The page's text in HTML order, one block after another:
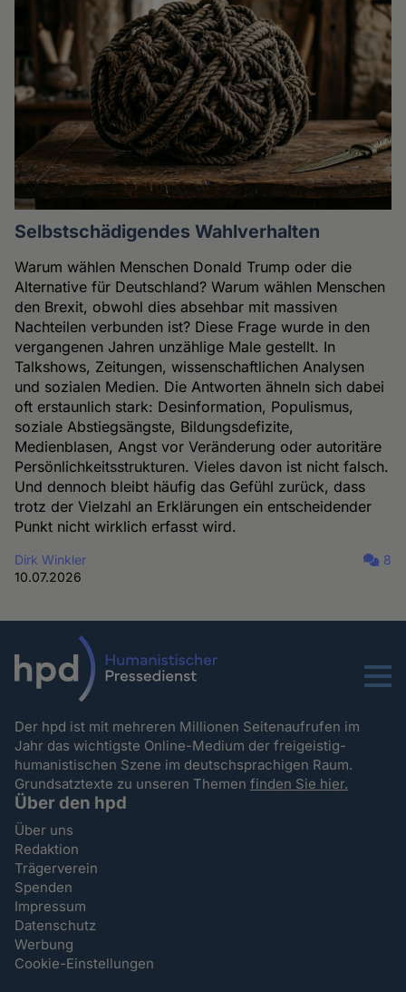
Selbstschädigendes Wahlverhalten
Warum wählen Menschen Donald Trump oder die
Alternative für Deutschland? Warum wählen Menschen
den Brexit, obwohl dies absehbar mit massiven
Nachteilen verbunden ist? Diese Frage wurde in den
vergangenen Jahren unzählige Male gestellt. In
Talkshows, Zeitungen, wissenschaftlichen Analysen
und sozialen Medien. Die Antworten ähneln sich dabei
oft erstaunlich stark: Desinformation, Populismus,
soziale Abstiegsängste, Bildungsdefizite,
Medienblasen, Angst vor Veränderung oder autoritäre
Persönlichkeitsstrukturen. Vieles davon ist nicht falsch.
Und dennoch bleibt häufig das Gefühl zurück, dass
trotz der Vielzahl an Erklärungen ein entscheidender
Punkt nicht wirklich erfasst wird.
Dirk Winkler
10.07.2026
8
Menu
Der hpd ist mit mehreren Millionen Seitenaufrufen im
Jahr das wichtigste Online-Medium der freigeistig-
humanistischen Szene im deutschsprachigen Raum.
Grundsatztexte zu unseren Themenfinden Sie hier.
Über den hpd
Über uns
Redaktion
Trägerverein
Spenden
Impressum
Datenschutz
Werbung
Cookie-Einstellungen